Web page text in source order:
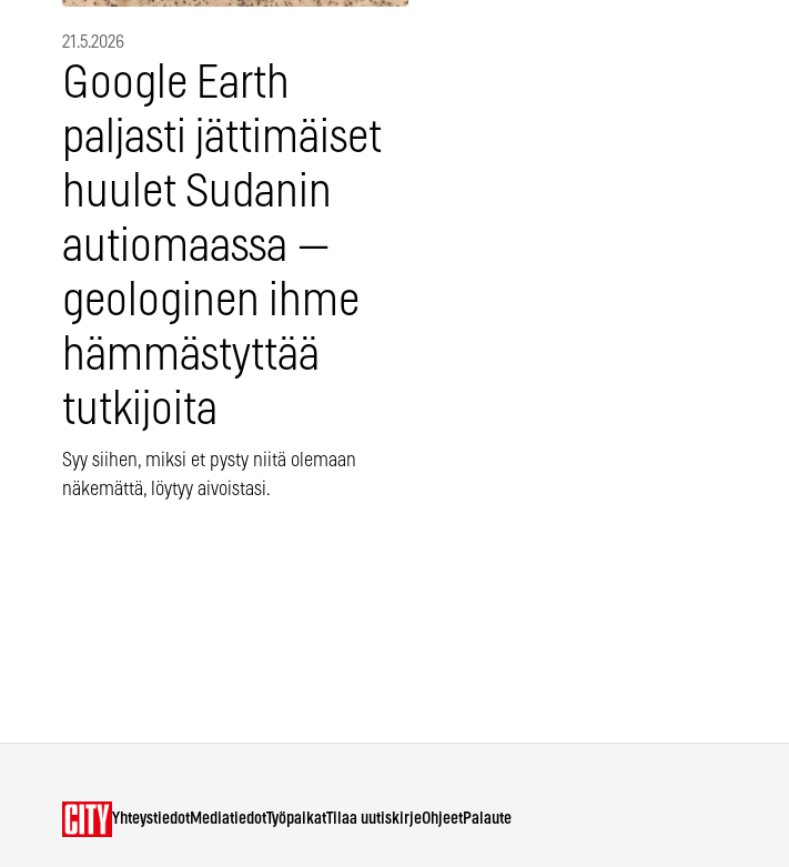
21.5.2026
Google Earth
paljasti jättimäiset
huulet Sudanin
autiomaassa —
geologinen ihme
hämmästyttää
tutkijoita
Syy siihen, miksi et pysty niitä olemaan
näkemättä, löytyy aivoistasi.
YhteystiedotMediatiedotTyöpaikatTilaa uutiskirjeOhjeetPalaute